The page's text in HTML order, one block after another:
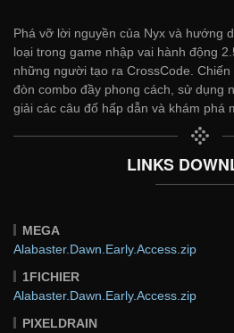
Phá vỡ lời nguyền của Nyx và hướng
loại trong game nhập vai hành động
những người tạo ra CrossCode.
đòn combo đầy phong cách, sử dụng
giải các câu đố hấp dẫn và khám phá
LINKS
MEGA
Alabaster.Dawn.Early.Access.zip
1FICHIER
Alabaster.Dawn.Early.Access.zip
PIXELDRAIN